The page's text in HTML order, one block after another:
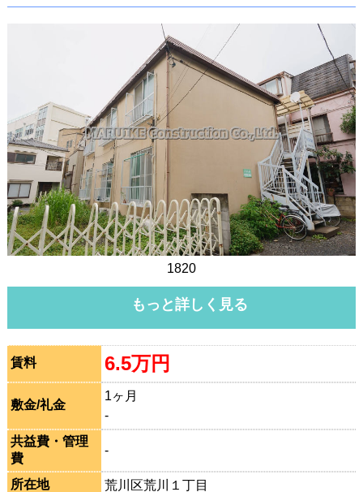
1820
もっと詳しく見る
賃料 6.5万円
敷金/礼金
1ヶ月
-
共益費・管理
費
-
所在地 荒川区荒川１丁目